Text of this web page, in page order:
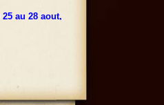
au 28 aout, quatre jours d'écriture